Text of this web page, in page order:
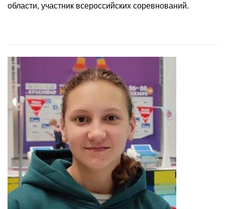
области, участник всероссийских соревнований.